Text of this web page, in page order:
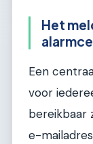
Het
Een
voor
bereikbaar
e-